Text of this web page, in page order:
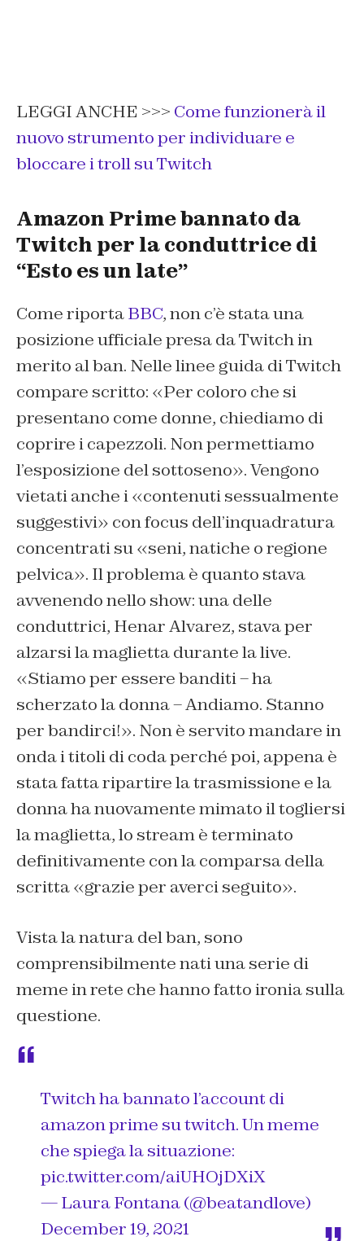
LEGGI ANCHE >>> Come funzionerà il
nuovo strumento per individuare e
bloccare i troll su Twitch
Amazon Prime bannato da
Twitch per la conduttrice di
“Esto es un late”
Come riportaBBC, non c’è stata una
posizione ufficiale presa da Twitch in
merito al ban. Nelle linee guida di Twitch
compare scritto: «Per coloro che si
presentano come donne, chiediamo di
coprire i capezzoli. Non permettiamo
l’esposizione del sottoseno». Vengono
vietati anche i «contenuti sessualmente
suggestivi» con focus dell’inquadratura
concentrati su «seni, natiche o regione
pelvica». Il problema è quanto stava
avvenendo nello show: una delle
conduttrici, Henar Alvarez, stava per
alzarsi la maglietta durante la live.
«Stiamo per essere banditi – ha
scherzato la donna – Andiamo. Stanno
per bandirci!». Non è servito mandare in
onda i titoli di coda perché poi, appena è
stata fatta ripartire la trasmissione e la
donna ha nuovamente mimato il togliersi
la maglietta, lo stream è terminato
definitivamente con la comparsa della
scritta «grazie per averci seguito».
Vista la natura del ban, sono
comprensibilmente nati una serie di
meme in rete che hanno fatto ironia sulla
questione.
Twitch ha bannato l’account di
amazon prime su twitch. Un meme
che spiega la situazione:
pic.twitter.com/aiUHOjDXiX
— Laura Fontana (@beatandlove)
December 19, 2021